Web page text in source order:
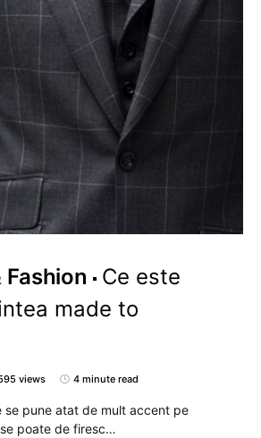
Fashion
Ce este
made to
views 4 minute read
se pune atat de mult accent pe
poate de firesc…